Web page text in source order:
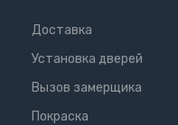
Доставка
Установка дверей
Вызов замерщика
Покраска